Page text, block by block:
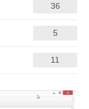
36
5
11